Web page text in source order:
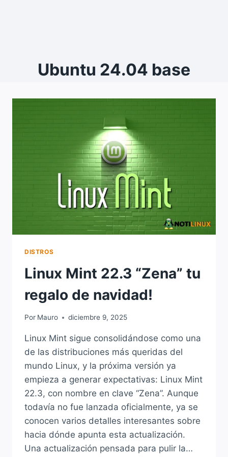
Ubuntu 24.04 base
DISTROS
Linux Mint 22.3 “Zena” tu
regalo de navidad!
Por Mauro diciembre 9, 2025
Linux Mint sigue consolidándose como una
de las distribuciones más queridas del
mundo Linux, y la próxima versión ya
empieza a generar expectativas: Linux Mint
22.3, con nombre en clave “Zena”. Aunque
todavía no fue lanzada oficialmente, ya se
conocen varios detalles interesantes sobre
hacia dónde apunta esta actualización.
Una actualización pensada para pulir la…